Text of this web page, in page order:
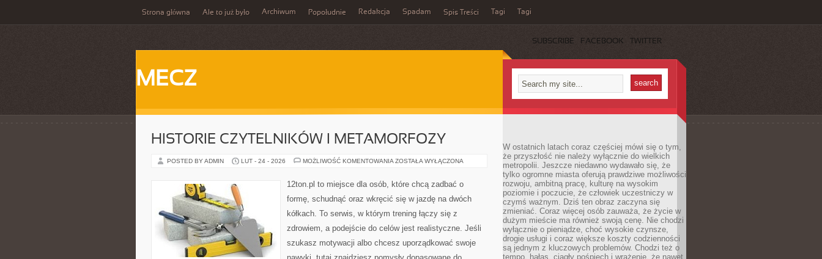
Strona główna Ale to już było Archiwum Popołudnie Redakcja Spadam Spis Treści Tagi Tagi
SUBSCRIBE FACEBOOK TWITTER
MECZ
HISTORIE CZYTELNIKÓW I METAMORFOZY
POSTED BY ADMIN LUT - 24 - 2026 MOŻLIWOŚĆ KOMENTOWANIA HISTORIE
METAMORFOZY
ZOSTAŁA WYŁĄCZONA
12ton.pl to miejsce dla osób, które chcą zadbać o
formę, schudnąć oraz wkręcić się w jazdę na dwóch
kółkach. To serwis, w którym trening łączy się z
zdrowiem, a podejście do celów jest realistyczne. Jeśli
szukasz motywacji albo chcesz uporządkować swoje
W ostatnich latach coraz częściej mówi się o tym,
że przyszłość nie należy wyłącznie do wielkich
metropolii. Jeszcze niedawno wydawało się, że
tylko ogromne miasta oferują prawdziwe możliwości
rozwoju, ambitną pracę, kulturę na wysokim
poziomie i poczucie, że człowiek uczestniczy w
czymś ważnym. Dziś ten obraz zaczyna się
zmieniać. Coraz więcej osób zauważa, że życie w
dużym mieście ma również swoją cenę. Nie chodzi
wyłącznie o pieniądze, choć wysokie czynsze,
drogie usługi i coraz większe koszty codzienności
są jednym z kluczowych problemów. Chodzi też o
tempo, hałas, ciągły pośpiech i wrażenie, że nawet